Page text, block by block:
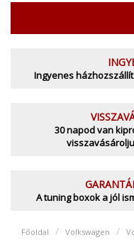
Ingyenes
30 napod van
A tuning boxok a jól
Főoldal Volkswagen